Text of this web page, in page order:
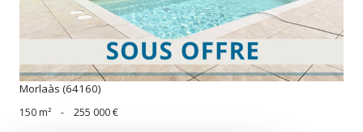
Morlaàs (64160)
150 m² - 255 000 €